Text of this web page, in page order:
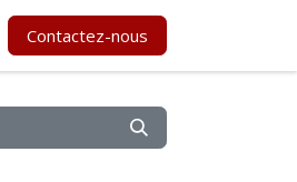
Contactez-nous